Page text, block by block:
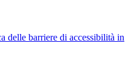
delle barriere di accessibilità in